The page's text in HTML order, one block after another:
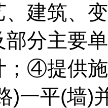
建筑、
部分主要
；④提供
)一平(墙)